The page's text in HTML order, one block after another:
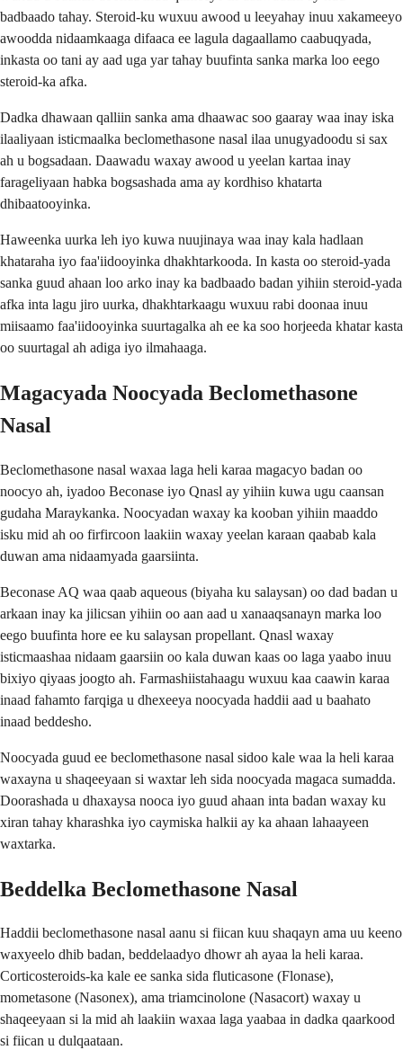
badbaado tahay. Steroid-ku wuxuu awood u leeyahay inuu xakameeyo
awoodda nidaamkaaga difaaca ee lagula dagaallamo caabuqyada,
inkasta oo tani ay aad uga yar tahay buufinta sanka marka loo eego
steroid-ka afka.
Dadka dhawaan qalliin sanka ama dhaawac soo gaaray waa inay iska
ilaaliyaan isticmaalka beclomethasone nasal ilaa unugyadoodu si sax
ah u bogsadaan. Daawadu waxay awood u yeelan kartaa inay
farageliyaan habka bogsashada ama ay kordhiso khatarta
dhibaatooyinka.
Haweenka uurka leh iyo kuwa nuujinaya waa inay kala hadlaan
khataraha iyo faa'iidooyinka dhakhtarkooda. In kasta oo steroid-yada
sanka guud ahaan loo arko inay ka badbaado badan yihiin steroid-yada
afka inta lagu jiro uurka, dhakhtarkaagu wuxuu rabi doonaa inuu
miisaamo faa'iidooyinka suurtagalka ah ee ka soo horjeeda khatar kasta
oo suurtagal ah adiga iyo ilmahaaga.
Magacyada Noocyada Beclomethasone
Nasal
Beclomethasone nasal waxaa laga heli karaa magacyo badan oo
noocyo ah, iyadoo Beconase iyo Qnasl ay yihiin kuwa ugu caansan
gudaha Maraykanka. Noocyadan waxay ka kooban yihiin maaddo
isku mid ah oo firfircoon laakiin waxay yeelan karaan qaabab kala
duwan ama nidaamyada gaarsiinta.
Beconase AQ waa qaab aqueous (biyaha ku salaysan) oo dad badan u
arkaan inay ka jilicsan yihiin oo aan aad u xanaaqsanayn marka loo
eego buufinta hore ee ku salaysan propellant. Qnasl waxay
isticmaashaa nidaam gaarsiin oo kala duwan kaas oo laga yaabo inuu
bixiyo qiyaas joogto ah. Farmashiistahaagu wuxuu kaa caawin karaa
inaad fahamto farqiga u dhexeeya noocyada haddii aad u baahato
inaad beddesho.
Noocyada guud ee beclomethasone nasal sidoo kale waa la heli karaa
waxayna u shaqeeyaan si waxtar leh sida noocyada magaca sumadda.
Doorashada u dhaxaysa nooca iyo guud ahaan inta badan waxay ku
xiran tahay kharashka iyo caymiska halkii ay ka ahaan lahaayeen
waxtarka.
Beddelka Beclomethasone Nasal
Haddii beclomethasone nasal aanu si fiican kuu shaqayn ama uu keeno
waxyeelo dhib badan, beddelaadyo dhowr ah ayaa la heli karaa.
Corticosteroids-ka kale ee sanka sida fluticasone (Flonase),
mometasone (Nasonex), ama triamcinolone (Nasacort) waxay u
shaqeeyaan si la mid ah laakiin waxaa laga yaabaa in dadka qaarkood
si fiican u dulqaataan.